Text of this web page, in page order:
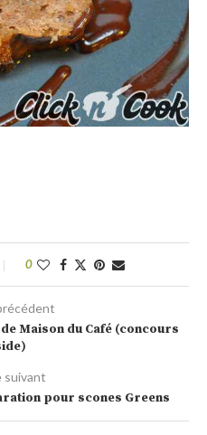
0
Maison du Café (concours
suivant
pour scones Greens